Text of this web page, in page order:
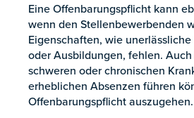
Eine Offenbarungspflicht kann
wenn den Stellenbewerbenden
Eigenschaften, wie
oder Ausbildungen, fehlen.
schweren oder chronischen
erheblichen Absenzen führen
Offenbarungspflicht auszugehen.